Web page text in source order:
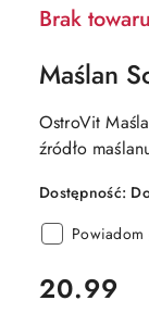
Brak towaru
Maślan
OstroVit
źródło
Dostępność:
cena:
20.99